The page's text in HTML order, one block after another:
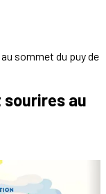
sommet du puy de
sourires au